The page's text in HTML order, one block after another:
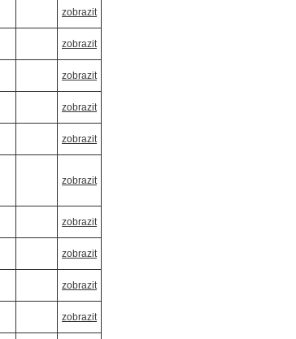
zobrazit
zobrazit
zobrazit
zobrazit
zobrazit
zobrazit
zobrazit
zobrazit
zobrazit
zobrazit